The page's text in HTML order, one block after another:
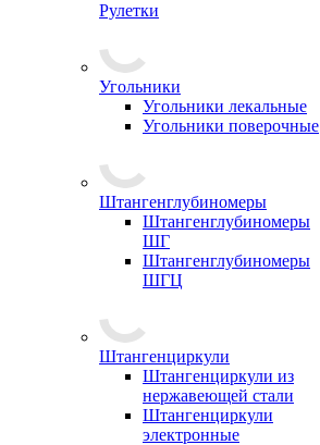
Рулетки
Угольники
Угольники лекальные
Угольники поверочные
Штангенглубиномеры
Штангенглубиномеры
ШГ
Штангенглубиномеры
ШГЦ
Штангенциркули
Штангенциркули из
нержавеющей стали
Штангенциркули
электронные